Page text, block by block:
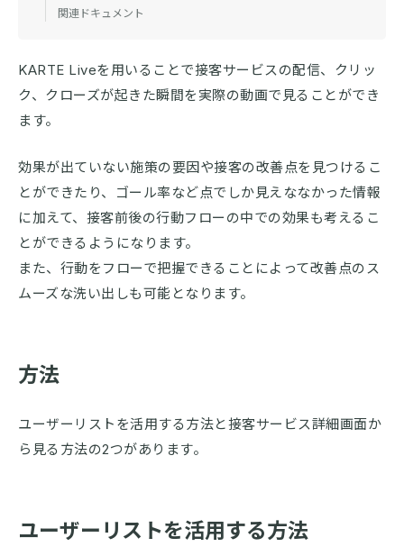
KARTE Liveを用いることで接客サービスの配信、クリッ
ク、クローズが起きた瞬間を実際の動画で見ることができ
ます。
効果が出ていない施策の要因や接客の改善点を見つけるこ
とができたり、ゴール率など点でしか見えななかった情報
に加えて、接客前後の行動フローの中での効果も考えるこ
とができるようになります。
また、行動をフローで把握できることによって改善点のス
ムーズな洗い出しも可能となります。
方法
ユーザーリストを活用する方法と接客サービス詳細画面か
ら見る方法の2つがあります。
ユーザーリストを活用する方法
関連ドキュメント